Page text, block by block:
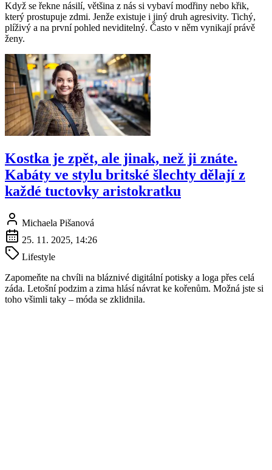
Když se řekne násilí, většina z nás si vybaví modřiny nebo křik,
který prostupuje zdmi. Jenže existuje i jiný druh agresivity. Tichý,
plíživý a na první pohled neviditelný. Často v něm vynikají právě
ženy.
Kostka je zpět, ale jinak, než ji znáte.
Kabáty ve stylu britské šlechty dělají z
každé tuctovky aristokratku
Michaela Pišanová
25. 11. 2025, 14:26
Lifestyle
Zapomeňte na chvíli na bláznivé digitální potisky a loga přes celá
záda. Letošní podzim a zima hlásí návrat ke kořenům. Možná jste si
toho všimli taky – móda se zklidnila.